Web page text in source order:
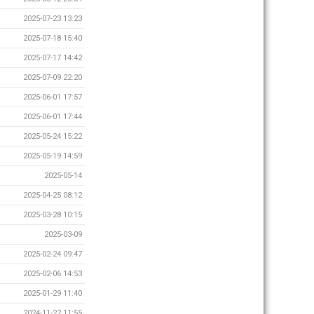
2025-07-23 13:23
2025-07-18 15:40
2025-07-17 14:42
2025-07-09 22:20
2025-06-01 17:57
2025-06-01 17:44
2025-05-24 15:22
2025-05-19 14:59
2025-05-14
2025-04-25 08:12
2025-03-28 10:15
2025-03-09
2025-02-24 09:47
2025-02-06 14:53
2025-01-29 11:40